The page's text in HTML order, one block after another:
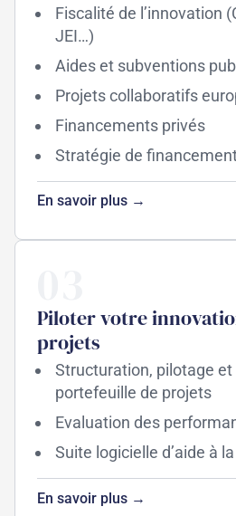
Fiscalité de l’innovation
JEI…)
Aides et subventions
Projets collaboratifs
Financements privés
Stratégie de
En savoir plus →
Piloter votre
projets
Structuration, pilotage et
portefeuille de projets
Evaluation des
Suite logicielle d’aide à
En savoir plus →